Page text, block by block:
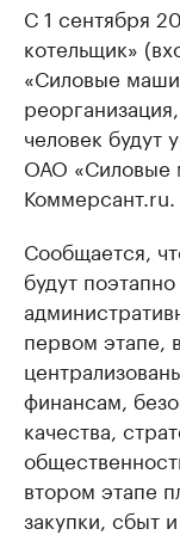
С 1 сентября
котельщик»
«Силовые
человек будут
ОАО «Силовые
Коммерсант.ru.
Сообщается,
будут
первом этапе,
финансам,
качества,
втором этапе
закупки, сбыт